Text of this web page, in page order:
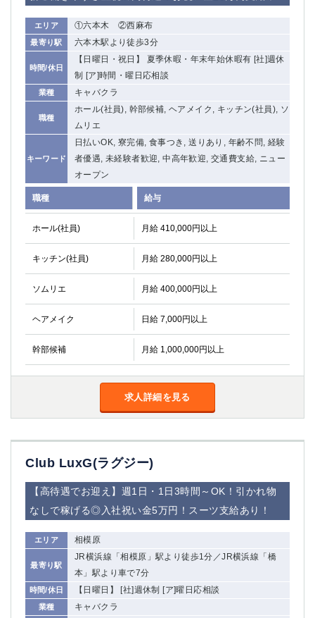
エリア ①六本木 ②西麻布
最寄り駅 六本木駅より徒歩3分
時間/休日
【日曜日・祝日】 夏季休暇・年末年始休暇有 [社]週休
制 [ア]時間・曜日応相談
業種 キャバクラ
職種
ホール(社員), 幹部候補, ヘアメイク, キッチン(社員), ソ
ムリエ
キーワード
日払いOK, 寮完備, 食事つき, 送りあり, 年齢不問, 経験
者優遇, 未経験者歓迎, 中高年歓迎, 交通費支給, ニュー
オープン
職種 給与
ホール(社員) 月給 410,000円以上
キッチン(社員) 月給 280,000円以上
ソムリエ 月給 400,000円以上
ヘアメイク 日給 7,000円以上
幹部候補 月給 1,000,000円以上
求人詳細を見る
Club LuxG(ラグジー)
【高待遇でお迎え】週1日・1日3時間～OK！引かれ物
なしで稼げる◎入社祝い金5万円！スーツ支給あり！
エリア 相模原
最寄り駅
JR横浜線「相模原」駅より徒歩1分／JR横浜線「橋
本」駅より車で7分
時間/休日 【日曜日】 [社]週休制 [ア]曜日応相談
業種 キャバクラ
関内
横浜
川崎
溝の口
本厚木
新横浜
藤沢
平塚
武蔵小杉
橋本
小田原
関内・馬車道・日ノ出町 武蔵新城
元住吉
たまプラーザ
厚木
横須賀
桜木町
埼玉県
大宮
南越谷
所沢
熊谷
獨協大学前＜草加松原＞ 北浦和（西口）
春日部
川口
蕨
成田
千葉
西船橋
佐倉
柏（西口）
木更津
柏（東口）
下総中山
茂原
松戸
八千代台
東金
浦安
栃木県
宇都宮